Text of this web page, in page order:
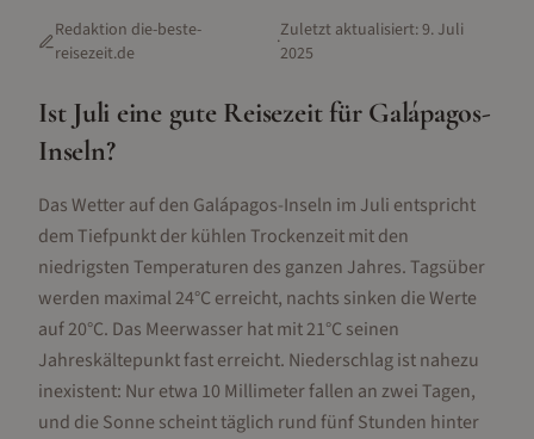
Redaktion die-beste-
reisezeit.de
·Zuletzt aktualisiert:9. Juli
2025
Ist Juli eine gute Reisezeit für Galápagos-
Inseln?
Das Wetter auf den Galápagos-Inseln im Juli entspricht
dem Tiefpunkt der kühlen Trockenzeit mit den
niedrigsten Temperaturen des ganzen Jahres. Tagsüber
werden maximal 24°C erreicht, nachts sinken die Werte
auf 20°C. Das Meerwasser hat mit 21°C seinen
Jahreskältepunkt fast erreicht. Niederschlag ist nahezu
inexistent: Nur etwa 10 Millimeter fallen an zwei Tagen,
und die Sonne scheint täglich rund fünf Stunden hinter